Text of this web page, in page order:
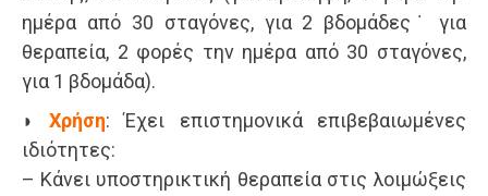
ημέρα από 30 σταγόνες, για 2 βδομάδες˙ για
θεραπεία, 2 φορές την ημέρα από 30 σταγόνες,
για 1 βδομάδα).
◗
Χρήση: Έχει επιστημονικά επιβεβαιωμένες
ιδιότητες:
– Κάνει υποστηρικτική θεραπεία στις λοιμώξεις